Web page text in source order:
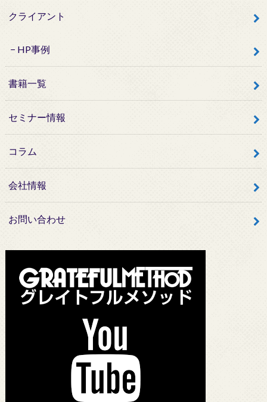
クライアント
HP事例
書籍一覧
セミナー情報
コラム
会社情報
お問い合わせ